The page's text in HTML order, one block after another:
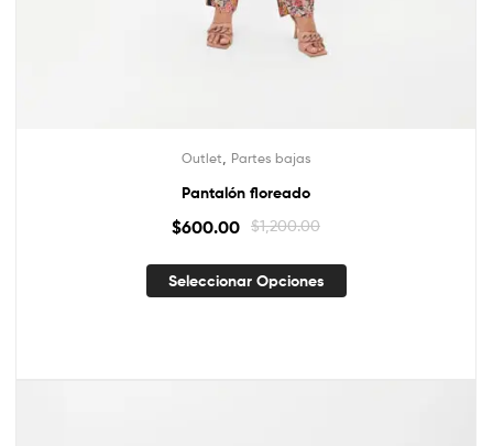
Outlet Partes bajas
Pantalón floreado
$1,200.00
$600.00
Seleccionar Opciones